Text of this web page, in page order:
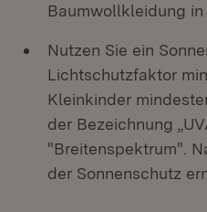
Baumwollkleidung in
Nutzen Sie ein
Lichtschutzfaktor
Kleinkinder
der Bezeichnung
"Breitenspektrum".
der Sonnenschutz